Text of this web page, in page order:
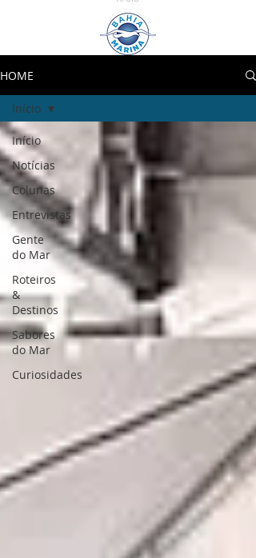
HOME
Início
Notícias
Colunas
Entrevistas
Gente
do Mar
Roteiros
&
Destinos
Sabores
do Mar
Curiosidades
Início